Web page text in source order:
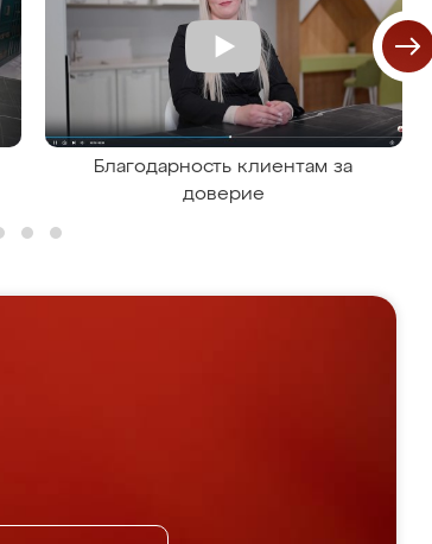
Благодарность клиентам за
доверие